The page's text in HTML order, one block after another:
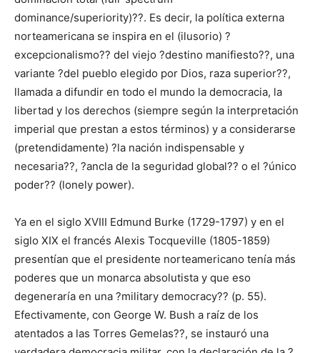
dominance/superiority)??. Es decir, la política externa
norteamericana se inspira en el (ilusorio) ?
excepcionalismo?? del viejo ?destino manifiesto??, una
variante ?del pueblo elegido por Dios, raza superior??,
llamada a difundir en todo el mundo la democracia, la
libertad y los derechos (siempre según la interpretación
imperial que prestan a estos términos) y a considerarse
(pretendidamente) ?la nación indispensable y
necesaria??, ?ancla de la seguridad global?? o el ?único
poder?? (lonely power).
Ya en el siglo XVIII Edmund Burke (1729-1797) y en el
siglo XIX el francés Alexis Tocqueville (1805-1859)
presentían que el presidente norteamericano tenía más
poderes que un monarca absolutista y que eso
degeneraría en una ?military democracy?? (p. 55).
Efectivamente, con George W. Bush a raíz de los
atentados a las Torres Gemelas??, se instauró una